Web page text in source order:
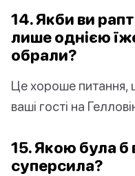
14. Якби ви
лише однією
обрали?
Це хороше питання,
ваші гості на
15. Якою була б
суперсила?